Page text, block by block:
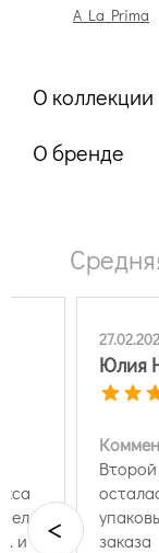
A La Prima
О коллекции
О бренде
<